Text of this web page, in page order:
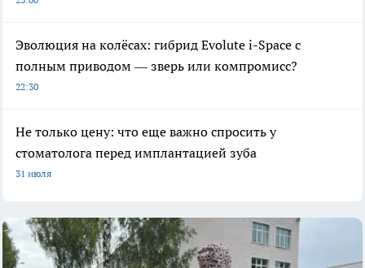
Эволюция на колёсах: гибрид Evolute i-Space с
полным приводом — зверь или компромисс?
22:30
Не только цену: что еще важно спросить у
стоматолога перед имплантацией зуба
31 июля